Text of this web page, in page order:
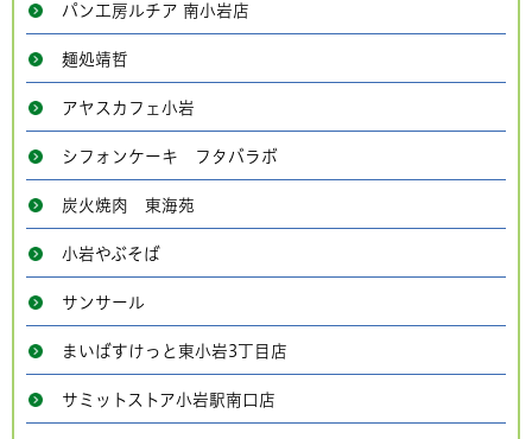
パン工房ルチア 南小岩店
麺処靖哲
アヤスカフェ小岩
シフォンケーキ フタバラボ
炭火焼肉 東海苑
小岩やぶそば
サンサール
まいばすけっと東小岩3丁目店
サミットストア小岩駅南口店